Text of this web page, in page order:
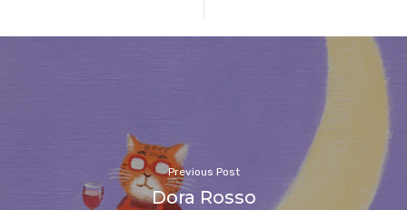
Previous Post
Dora Rosso